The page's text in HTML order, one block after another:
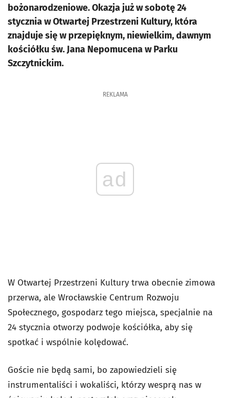
bożonarodzeniowe. Okazja już w sobotę 24
stycznia w Otwartej Przestrzeni Kultury, która
znajduje się w przepięknym, niewielkim, dawnym
kościółku św. Jana Nepomucena w Parku
Szczytnickim.
REKLAMA
ad
W Otwartej Przestrzeni Kultury trwa obecnie zimowa
przerwa, ale Wrocławskie Centrum Rozwoju
Społecznego, gospodarz tego miejsca, specjalnie na
24 stycznia otworzy podwoje kościółka, aby się
spotkać i wspólnie kolędować.
Goście nie będą sami, bo zapowiedzieli się
instrumentaliści i wokaliści, którzy wesprą nas w